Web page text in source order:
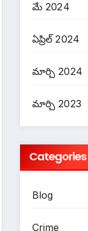
మే 2024
ఏప్రిల్ 2024
మార్చి 2024
మార్చి 2023
Categories
Blog
Crime